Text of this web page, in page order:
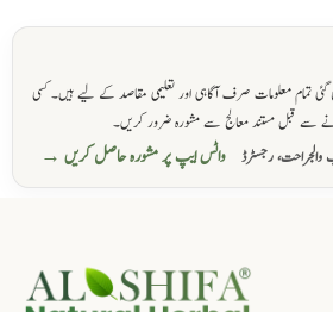
تمام معلومات صرف آگاہی اور تعلیمی مقاصد کے لیے ہیں۔ کسی
سے قبل مستند معالج سے مشورہ ضرور کریں۔
رجسٹرڈ
واٹس ایپ پر مشورہ حاصل کریں →